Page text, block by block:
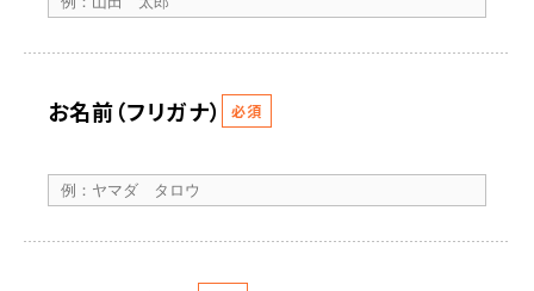
お名前（フリガナ） 必須